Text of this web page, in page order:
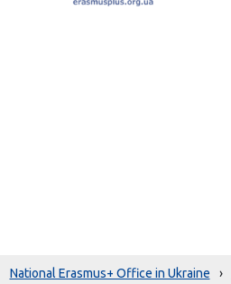
National Erasmus+ Office in Ukraine ›